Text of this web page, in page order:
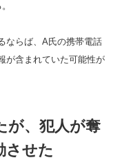
ならば、A氏の携帯電話
が含まれていた可能性が
が、犯人が奪
させた